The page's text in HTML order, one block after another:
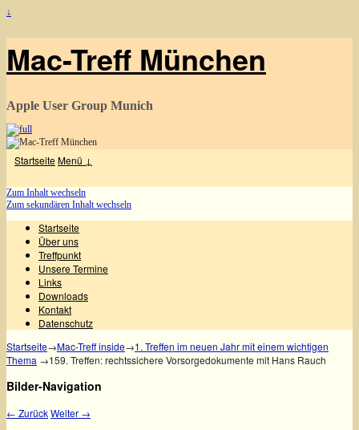
↓
Mac-Treff München
Apple User Group Munich
StartseiteMenü ↓
Zum Inhalt wechseln
Zum sekundären Inhalt wechseln
Startseite
Über uns
Treffpunkt
Unsere Termine
Links
Downloads
Kontakt
Datenschutz
Startseite→Mac-Treff inside→1. Treffen im neuen Jahr mit einem wichtigen
Thema →159. Treffen: rechtssichere Vorsorgedokumente mit Hans Rauch
Bilder-Navigation
← ZurückWeiter →